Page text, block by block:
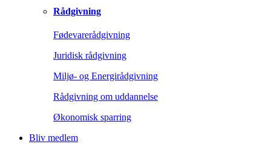
Rådgivning
Fødevarerådgivning
Juridisk rådgivning
Miljø- og Energirådgivning
Rådgivning om uddannelse
Økonomisk sparring
Bliv medlem